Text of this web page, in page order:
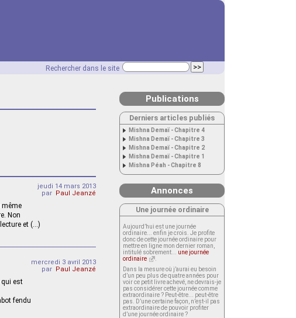
Rechercher dans le site
jeudi 14 mars 2013
par Paul Jeanzé
même
Non
et (…)
mercredi 3 avril 2013
par Paul Jeanzé
qui est
fendu
Publications
Derniers articles publiés
Mishna Demaï - Chapitre 4
Mishna Demaï - Chapitre 3
Mishna Demaï - Chapitre 2
Mishna Demaï - Chapitre 1
Mishna Péah - Chapitre 8
Annonces
Une journée ordinaire
Aujourd’hui est une journée
ordinaire... enfin je crois. Je profite
donc de cette journée ordinaire pour
mettre en ligne mon dernier roman,
intitulé sobrement... une journée
ordinaire
Dans la mesure où j’aurai eu besoin
d’un peu plus de quatre années pour
voir ce petit livre achevé, ne devrais-je
pas considérer cette journée comme
extraordinaire ? Peut-être... peut-être
pas. D’une certaine façon, n’est-il pas
extraordinaire de pouvoir profiter
d’une journée ordinaire ?